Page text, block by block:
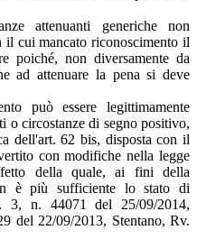
attenuanti generiche non
cui mancato riconoscimento il
poiché, non diversamente da
ad attenuare la pena si deve
può essere legittimamente
o circostanze di segno positivo,
dell'art. 62 bis, disposta con il
con modifiche nella legge
della quale, ai fini della
è più sufficiente lo stato di
3, n. 44071 del 25/09/2014,
del 22/09/2013, Stentano, Rv.